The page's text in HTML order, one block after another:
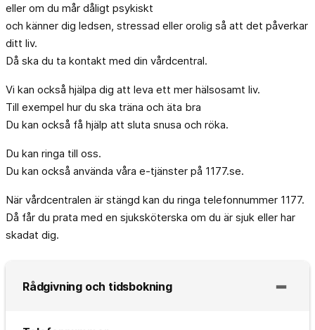
eller om du mår dåligt psykiskt
och känner dig ledsen, stressad eller orolig så att det påverkar
ditt liv.
Då ska du ta kontakt med din vårdcentral.
Vi kan också hjälpa dig att leva ett mer hälsosamt liv.
Till exempel hur du ska träna och äta bra
Du kan också få hjälp att sluta snusa och röka.
Du kan ringa till oss.
Du kan också använda våra e-tjänster på 1177.se.
När vårdcentralen är stängd kan du ringa telefonnummer 1177.
Då får du prata med en sjuksköterska om du är sjuk eller har
skadat dig.
Rådgivning och tidsbokning